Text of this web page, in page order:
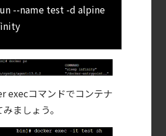
--name test -d alpine
execコマンドでコンテナ
ましょう。